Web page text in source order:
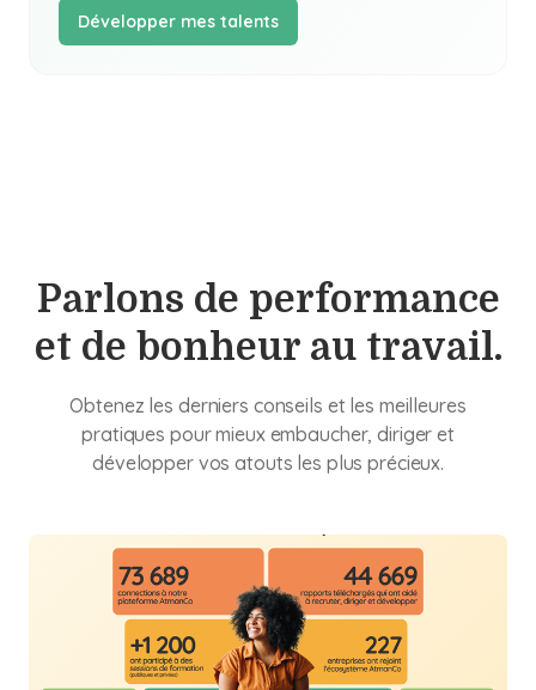
Développer mes talents
Parlons de performance
et de bonheur au travail.
Obtenez les derniers conseils et les meilleures
pratiques pour mieux embaucher, diriger et
développer vos atouts les plus précieux.